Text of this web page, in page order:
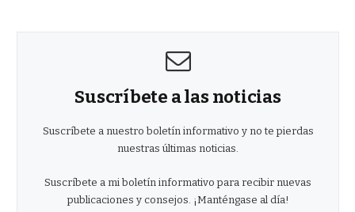
Suscríbete a las noticias
Suscríbete a nuestro boletín informativo y no te pierdas
nuestras últimas noticias.
Suscríbete a mi boletín informativo para recibir nuevas
publicaciones y consejos. ¡Manténgase al día!